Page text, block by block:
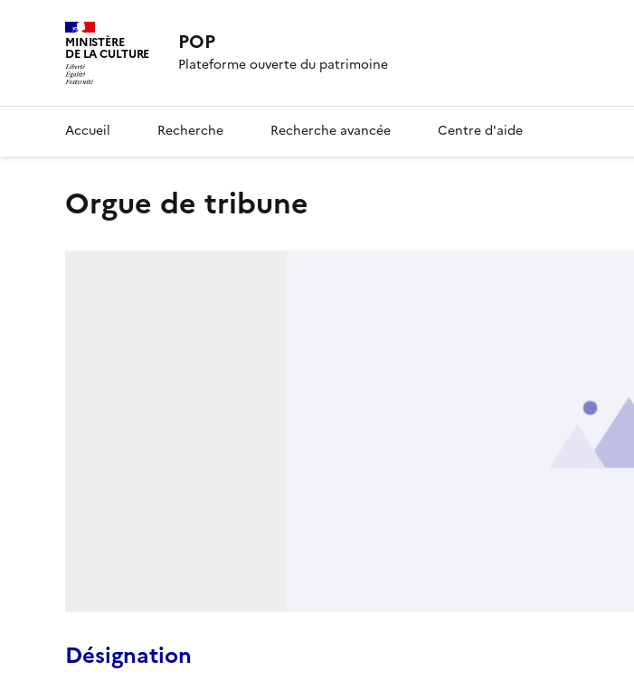
MINISTÈRE
DE LA CULTURE POP
Plateforme ouverte du patrimoine
Accueil Recherche Recherche avancée Centre d'aide
orgue de tribune
Désignation